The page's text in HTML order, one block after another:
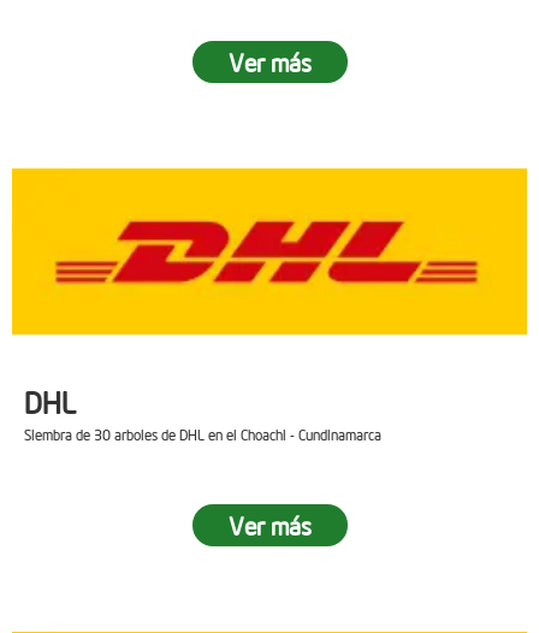
Ver más
DHL
Siembra de 30 arboles de DHL en el Choachi - Cundinamarca
Ver más